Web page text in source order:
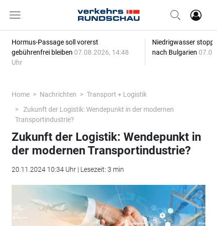
Hormus-Passage soll vorerst
gebührenfrei bleiben 07.08.2026, 14:48
Uhr
Niedrigwasser
nach Bulgarien
Home Nachrichten
Transport + Logistik
Zukunft der Logistik: Wendepunkt in der modernen
Transportindustrie?
Zukunft der Logistik: Wendepunkt in
der modernen Transportindustrie?
20.11.2024 10:34 Uhr | Lesezeit: 3 min